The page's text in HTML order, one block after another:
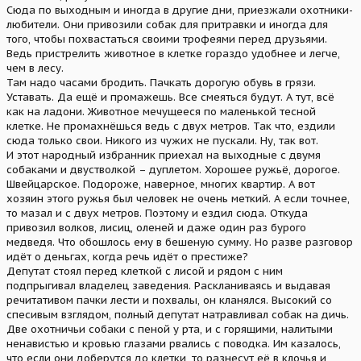
Сюда по выходным и иногда в другие дни, приезжали охотники-
любители. Они привозили собак для притравки и иногда для
того, чтобы похвастаться своими трофеями перед друзьями.
Ведь пристрелить животное в клетке гораздо удобнее и легче,
чем в лесу.
Там надо часами бродить. Пачкать дорогую обувь в грязи.
Уставать. Да ещё и промажешь. Все смеяться будут. А тут, всё
как на ладони. Животное мечущееся по маленькой тесной
клетке. Не промахнёшься ведь с двух метров. Так что, ездили
сюда только свои. Никого из чужих не пускали. Ну, так вот.
И этот народный избранник приехал на выходные с двумя
собаками и двустволкой – дуплетом. Хорошее ружьё, дорогое.
Швейцарское. Подороже, наверное, многих квартир. А вот
хозяин этого ружья был человек не очень меткий. А если точнее,
то мазал и с двух метров. Поэтому и ездил сюда. Откуда
привозил волков, лисиц, оленей и даже один раз бурого
медведя. Что обошлось ему в бешеную сумму. Но разве разговор
идёт о деньгах, когда речь идёт о престиже?
Депутат стоял перед клеткой с лисой и рядом с ним
подпрыгивал владелец заведения. Раскланиваясь и выдавая
речитативом пачки лести и похвалы, он кланялся. Высокий со
спесивым взглядом, полный депутат натравливал собак на дичь.
Две охотничьи собаки с пеной у рта, и с горящими, налитыми
ненавистью и кровью глазами рвались с поводка. Им казалось,
что если они доберутся до клетки, то разнесут её в клочья и